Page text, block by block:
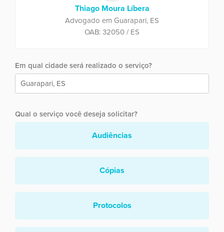
Thiago Moura Líbera
Advogado em Guarapari, ES
OAB: 32050 / ES
Em qual cidade será realizado o serviço?
Qual o serviço você deseja solicitar?
Audiências
Cópias
Protocolos